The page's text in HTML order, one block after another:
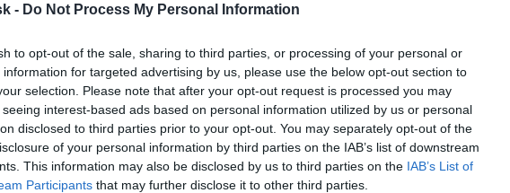
- Do Not Process My Personal Information
to opt-out of the sale, sharing to third parties, or processing of your personal or
information for targeted advertising by us, please use the below opt-out section to
selection. Please note that after your opt-out request is processed you may
interest-based ads based on personal information utilized by us or personal
disclosed to third parties prior to your opt-out. You may separately opt-out of the
of your personal information by third parties on the IAB’s list of downstream
This information may also be disclosed by us to third parties on the IAB’s List of
Participants that may further disclose it to other third parties.
Áno, v supermarketoch si môžete kúpiť najneobvyklejšie druhy chleba, ale